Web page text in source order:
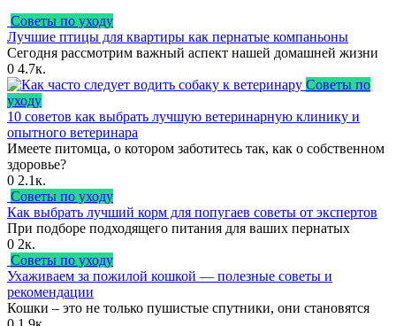
Советы по уходу
Лучшие птицы для квартиры как пернатые компаньоны
Сегодня рассмотрим важный аспект нашей домашней жизни
0 4.7к.
Советы по
уходу
10 советов как выбрать лучшую ветеринарную клинику и
опытного ветеринара
Имеете питомца, о котором заботитесь так, как о собственном
здоровье?
0 2.1к.
Советы по уходу
Как выбрать лучший корм для попугаев советы от экспертов
При подборе подходящего питания для ваших пернатых
0 2к.
Советы по уходу
Ухаживаем за пожилой кошкой — полезные советы и
рекомендации
Кошки – это не только пушистые спутники, они становятся